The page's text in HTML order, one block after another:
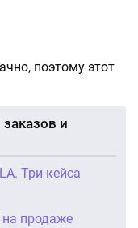
поэтому этот
и
Три кейса
продаже